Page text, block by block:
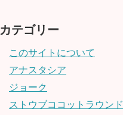
カテゴリー
このサイトについて
アナスタシア
ジョーク
ストウブココットラウンド